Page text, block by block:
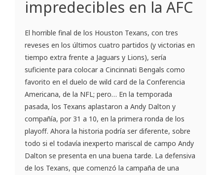
impredecibles en la AFC
El horrible final de los Houston Texans, con tres
reveses en los últimos cuatro partidos (y victorias en
tiempo extra frente a Jaguars y Lions), sería
suficiente para colocar a Cincinnati Bengals como
favorito en el duelo de wild card de la Conferencia
Americana, de la NFL; pero… En la temporada
pasada, los Texans aplastaron a Andy Dalton y
compañía, por 31 a 10, en la primera ronda de los
playoff. Ahora la historia podría ser diferente, sobre
todo si el todavía inexperto mariscal de campo Andy
Dalton se presenta en una buena tarde. La defensiva
de los Texans, que comenzó la campaña de una